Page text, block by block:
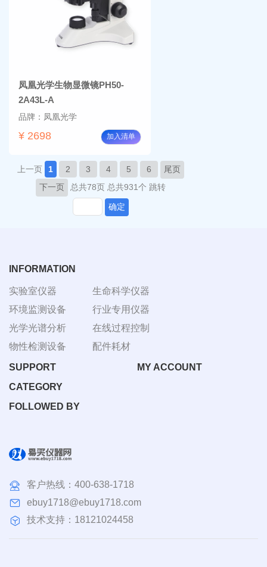
凤凰光学生物显微镜PH50-
2A43L-A
品牌：凤凰光学
¥ 2698 加入清单
上一页 1 2 3 4 5 6
尾页
下一页
总共78页 总共931个 跳转
确定
INFORMATION
实验室仪器
环境监测设备
光学光谱分析
物性检测设备
生命科学仪器
行业专用仪器
在线过程控制
配件耗材
SUPPORT
MY ACCOUNT
CATEGORY
FOLLOWED BY
客户热线： 400-638-1718
ebuy1718@ebuy1718.com
技术支持：18121024458